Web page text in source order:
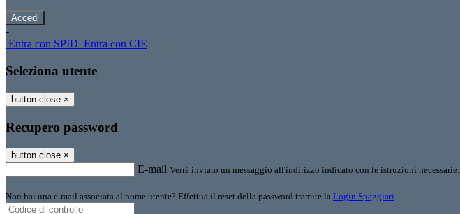
-
Entra con SPID Entra con CIE
Seleziona utente
button close ×
Recupero password
button close ×
E-mail Verrà inviato un messaggio all'indirizzo indicato con le istruzioni necessarie.
Non hai una e-mail associata al nome utente? Effettua il reset della password tramite la Login Spaggiari